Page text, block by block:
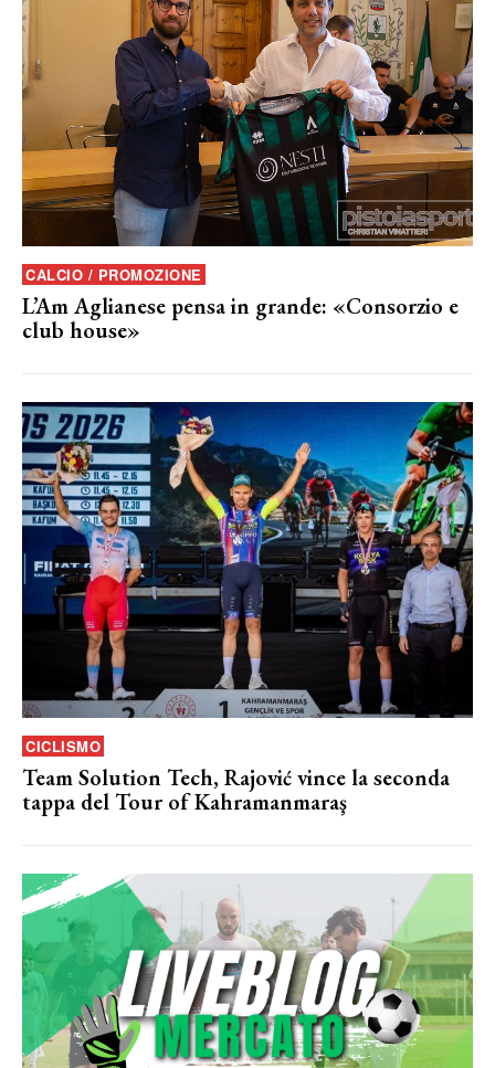
CALCIO / PROMOZIONE
L’Am Aglianese pensa in grande: «Consorzio e
club house»
CICLISMO
Team Solution Tech, Rajović vince la seconda
tappa del Tour of Kahramanmaraş